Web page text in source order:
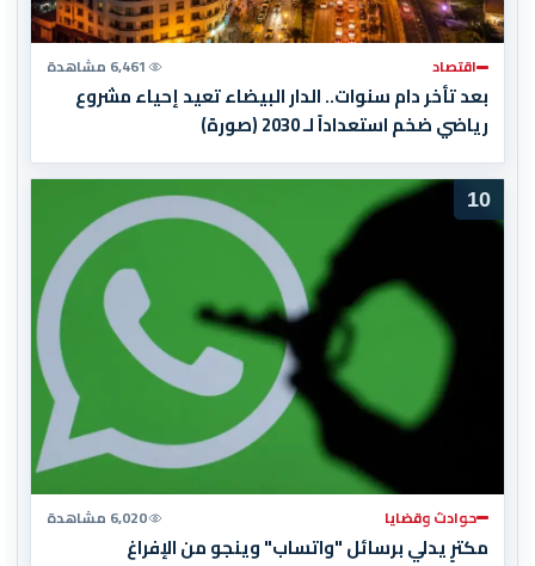
اقتصاد 6,461 مشاهدة
بعد تأخر دام سنوات.. الدار البيضاء تعيد إحياء مشروع
رياضي ضخم استعداداً لـ 2030 (صورة)
10
حوادث وقضايا 6,020 مشاهدة
مكترٍ يدلي برسائل "واتساب" وينجو من الإفراغ